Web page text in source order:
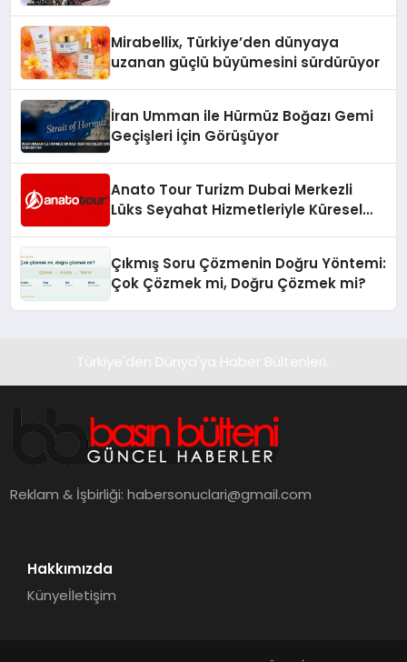
Mirabellix, Türkiye’den dünyaya
uzanan güçlü büyümesini sürdürüyor
İran Umman ile Hürmüz Boğazı Gemi
Geçişleri İçin Görüşüyor
Anato Tour Turizm Dubai Merkezli
Lüks Seyahat Hizmetleriyle Küresel
Çıkmış Soru Çözmenin Doğru Yöntemi:
Çok Çözmek mi, Doğru Çözmek mi?
Türkiye'den Dünya'ya Haber Bültenleri..
Reklam & İşbirliği:habersonuclari@gmail.com
Hakkımızda
Künyeİletişim